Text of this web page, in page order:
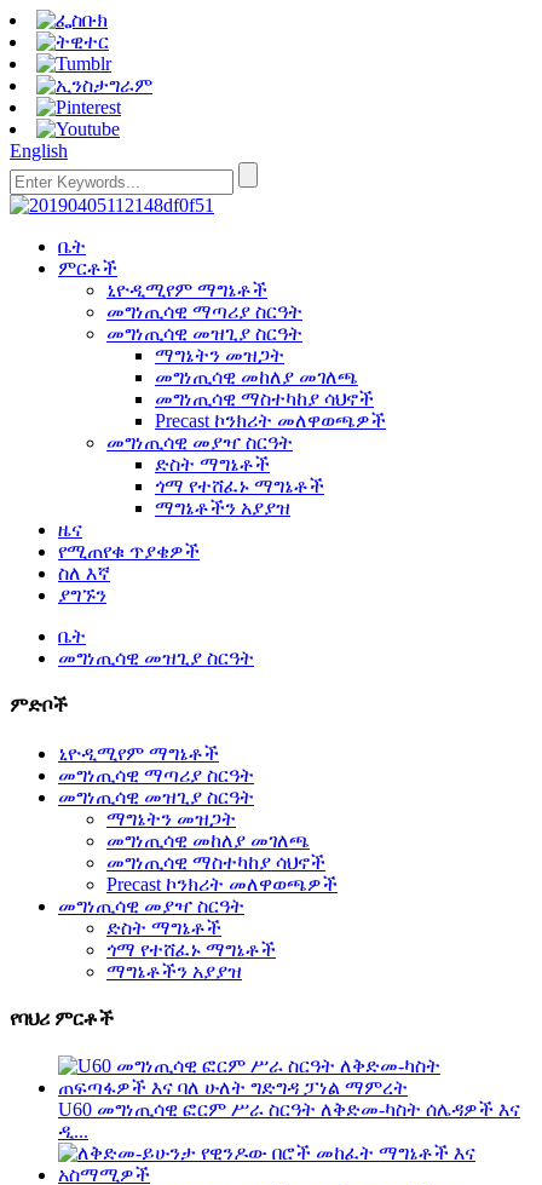
English
ቤት
ምርቶች
ኒዮዲሚየም ማግኔቶች
መግነጢሳዊ ማጣሪያ ስርዓት
መግነጢሳዊ መዝጊያ ስርዓት
ማግኔትን መዝጋት
መግነጢሳዊ መከለያ መገለጫ
መግነጢሳዊ ማስተካከያ ሳህኖች
Precast ኮንክሪት መለዋወጫዎች
መግነጢሳዊ መያዣ ስርዓት
ድስት ማግኔቶች
ጎማ የተሸፈኑ ማግኔቶች
ማግኔቶችን አያያዝ
ዜና
የሚጠየቁ ጥያቄዎች
ስለ እኛ
ያግኙን
ቤት
መግነጢሳዊ መዝጊያ ስርዓት
ምድቦች
ኒዮዲሚየም ማግኔቶች
መግነጢሳዊ ማጣሪያ ስርዓት
መግነጢሳዊ መዝጊያ ስርዓት
ማግኔትን መዝጋት
መግነጢሳዊ መከለያ መገለጫ
መግነጢሳዊ ማስተካከያ ሳህኖች
Precast ኮንክሪት መለዋወጫዎች
መግነጢሳዊ መያዣ ስርዓት
ድስት ማግኔቶች
ጎማ የተሸፈኑ ማግኔቶች
ማግኔቶችን አያያዝ
የባህሪ ምርቶች
U60 መግነጢሳዊ ፎርም ሥራ ስርዓት ለቅድመ-ካስት ሰሌዳዎች እና
ዲ...